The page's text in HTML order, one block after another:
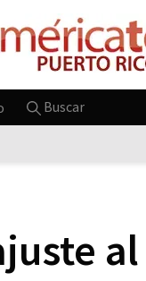
Buscar